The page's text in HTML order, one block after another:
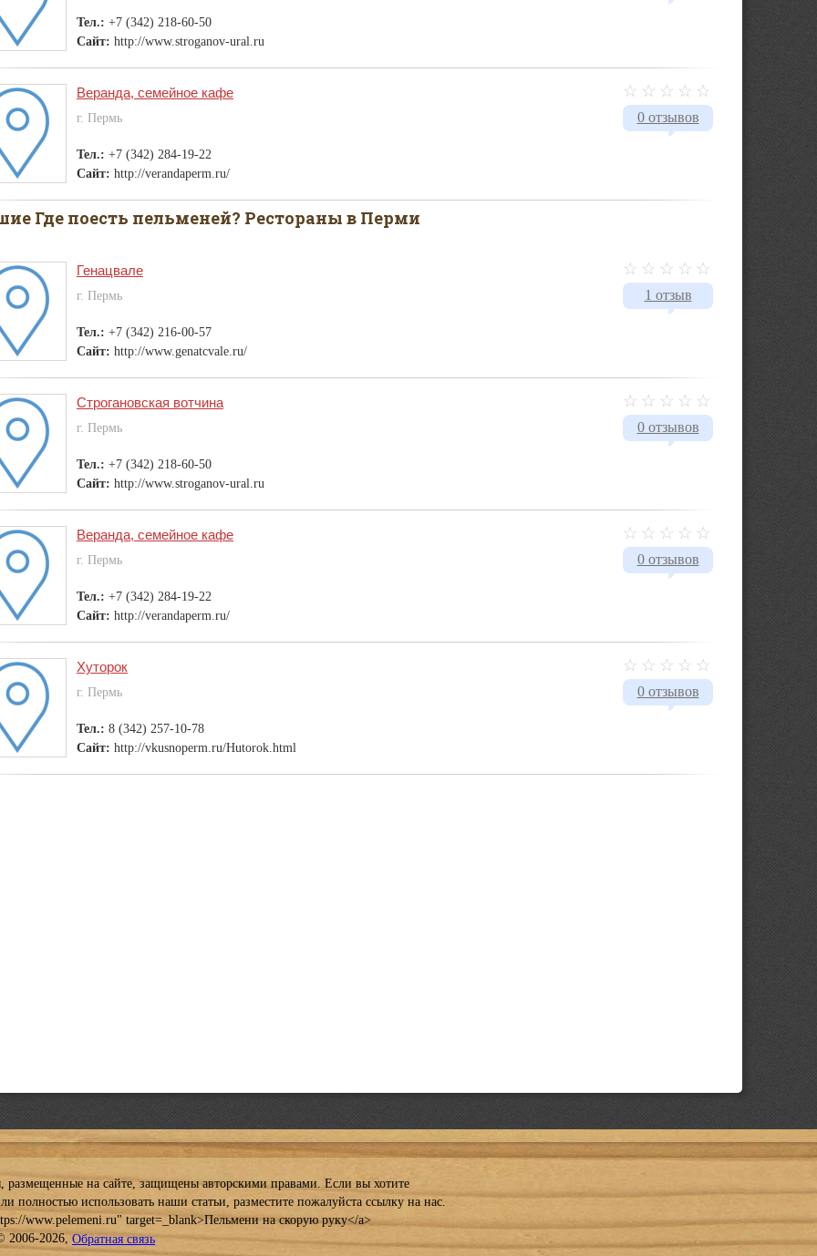
Тел.: +7 (342) 218-60-50
Сайт: http://www.stroganov-ural.ru
0 отзывов
Веранда, семейное кафе
г. Пермь
Тел.: +7 (342) 284-19-22
Сайт: http://verandaperm.ru/
Где поесть пельменей? Рестораны в Перми
1 отзыв
Генацвале
г. Пермь
Тел.: +7 (342) 216-00-57
Сайт: http://www.genatcvale.ru/
0 отзывов
Строгановская вотчина
г. Пермь
Тел.: +7 (342) 218-60-50
Сайт: http://www.stroganov-ural.ru
0 отзывов
Веранда, семейное кафе
г. Пермь
Тел.: +7 (342) 284-19-22
Сайт: http://verandaperm.ru/
0 отзывов
Хуторок
г. Пермь
Тел.: 8 (342) 257-10-78
Сайт: http://vkusnoperm.ru/Hutorok.html
размещенные на сайте, защищены авторскими правами. Если вы хотите
полностью использовать наши статьи, разместите пожалуйста ссылку на нас.
www.pelemeni.ru" target=_blank>Пельмени на скорую руку</a>
2006-2026, Обратная связь